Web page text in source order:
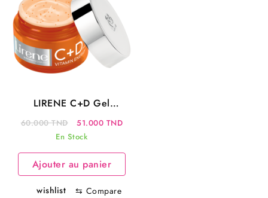
LIRENE C+D Gel
Crème Hydratant 50ML
– Peau Mixte à Grasse
| Hydratation & Éclat
Vitamine C+D
60.000TND
Le
prix
initial
était :
60.000 TND.
51.000 TNDLe
actuel
51.000 TND.
En Stock
Ajouter au panier
wishlist ⇆ Compare